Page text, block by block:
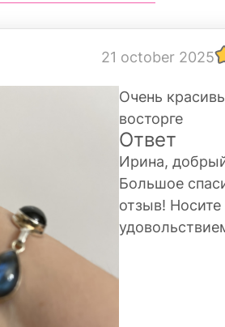
21 october 2025
Очень
восторге
Ответ
Ирина,
Большое
отзыв! Носите